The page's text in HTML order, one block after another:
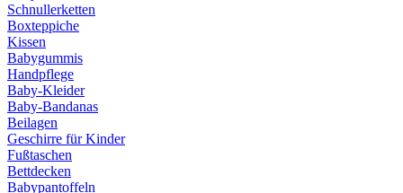
Schnullerketten
Boxteppiche
Kissen
Babygummis
Handpflege
Baby-Kleider
Baby-Bandanas
Beilagen
Geschirre für Kinder
Fußtaschen
Bettdecken
Babypantoffeln